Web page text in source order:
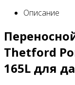
Описание
Thetford
165L для